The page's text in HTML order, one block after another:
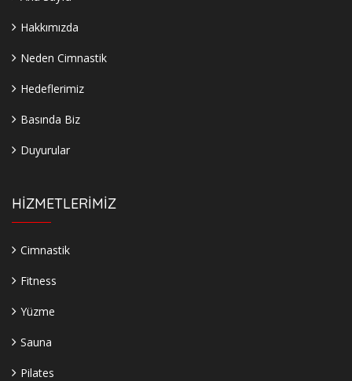
Hakkımızda
Neden Cimnastik
Hedeflerimiz
Basında Biz
Duyurular
HİZMETLERİMİZ
Cimnastik
Fitness
Yüzme
Sauna
Pilates